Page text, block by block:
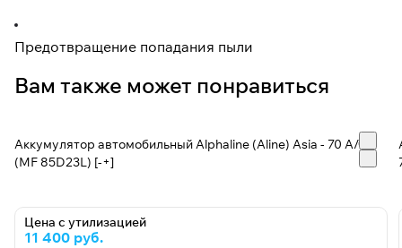
Предотвращение попадания пыли
Вам также может понравиться
Аккумулятор автомобильный Alphaline (Aline) Asia - 70 А/ч
(MF 85D23L) [-+]
Цена с утилизацией
11 400 руб.